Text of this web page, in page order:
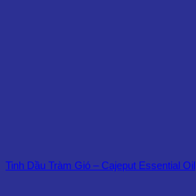
Tinh Dầu Tràm Gió – Cajeput Essential Oil